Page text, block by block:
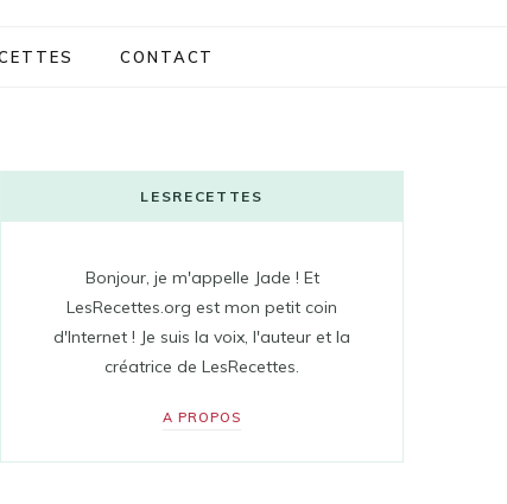
CONTACT
LESRECETTES
Bonjour, je m'appelle Jade ! Et
LesRecettes.org est mon petit coin
d'Internet ! Je suis la voix, l'auteur et la
créatrice de LesRecettes.
A PROPOS